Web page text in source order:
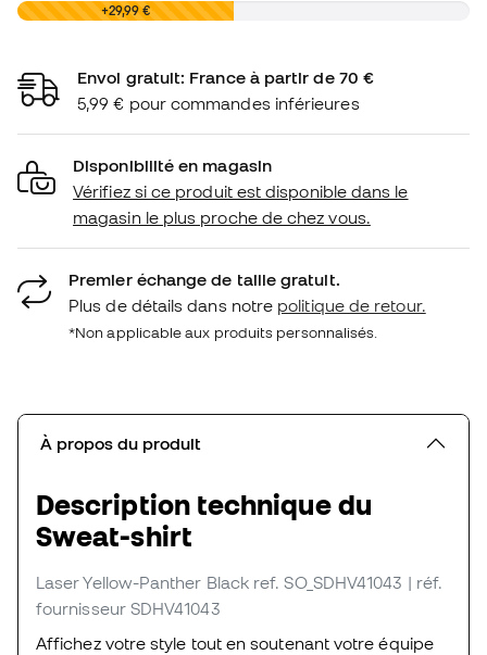
0,00 € +29,99 €
Envoi gratuit: France à partir de 70 €
5,99 € pour commandes inférieures
Disponibilité en magasin
Vérifiez si ce produit est disponible dans le
magasin le plus proche de chez vous.
Premier échange de taille gratuit.
Plus de détails dans notre politique de retour.
*Non applicable aux produits personnalisés.
À propos du produit
Description technique du
Sweat-shirt
Laser Yellow-Panther Black ref. SO_SDHV41043 | réf.
fournisseur SDHV41043
Affichez votre style tout en soutenant votre équipe